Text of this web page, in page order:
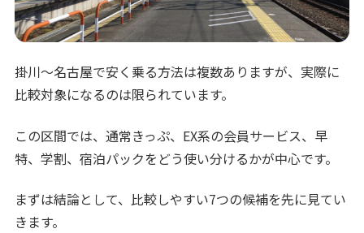
掛川〜名古屋で安く乗る方法は複数ありますが、実際に
比較対象になるのは限られています。
この区間では、通常きっぷ、EX系の会員サービス、早
特、学割、宿泊パックをどう使い分けるかが中心です。
まずは結論として、比較しやすい7つの候補を先に見てい
きます。